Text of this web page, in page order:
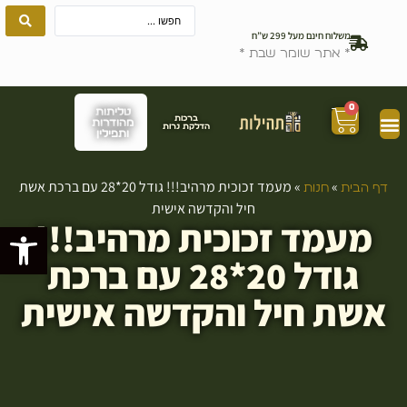
פתח
משלוח חינם מעל 299 ש”ח
* אתר שומר שבת *
ברכות
הדלקת נרות
טליתות
מהודרות
ותפילין
0
דף הבית » חנות »
מעמד זכוכית מרהיב!!! גודל 20*28 עם ברכת אשת
חיל והקדשה אישית
מעמד זכוכית מרהיב!!!
גודל 20*28 עם ברכת
אשת חיל והקדשה אישית